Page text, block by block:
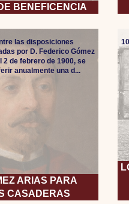
BENEFICENCIA
ARIAS PARA
CASADERAS
las disposiciones
por D. Federico Gómez
2 de febrero de 1900, se
anualmente una d...